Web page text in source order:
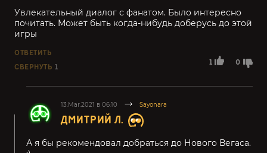
1 0
Увлекательный диалог с фанатом. Было интересно
почитать. Может быть когда-нибудь доберусь до этой
игры
ОТВЕТИТЬ
СВЕРНУТЬ 1
13.Mar.2021 в 06:10 Sayonara
ДМИТРИЙ Л.
А я бы рекомендовал добраться до Нового Вегаса.